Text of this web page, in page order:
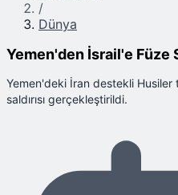
/
Dünya
Yemen'den İsrail'e Füze
Yemen'deki İran destekli
saldırısı gerçekleştirildi.